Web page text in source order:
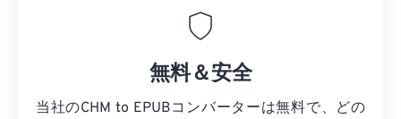
無料＆安全
当社のCHM to EPUBコンバーターは無料で、どの